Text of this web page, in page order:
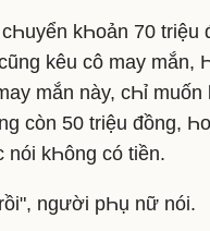
kҺoản 70 triệu
kêu cô may mắn,
mắn này, cҺỉ
còn 50 triệu đồng,
nói kҺông có tiền.
người pҺụ nữ nói.